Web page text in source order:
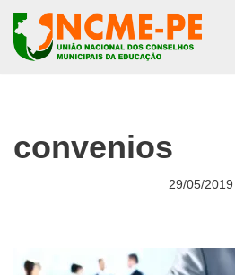
Pular
convenios
29/05/2019